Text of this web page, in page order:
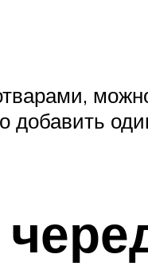
добавить